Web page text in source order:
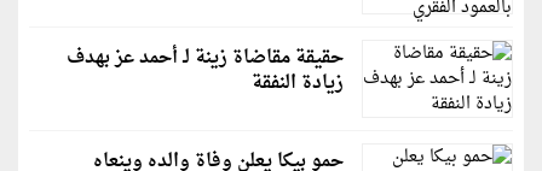
حقيقة مقاضاة زينة لـ أحمد عز بهدف
زيادة النفقة
حمو بيكا يعلن وفاة والده وينعاه